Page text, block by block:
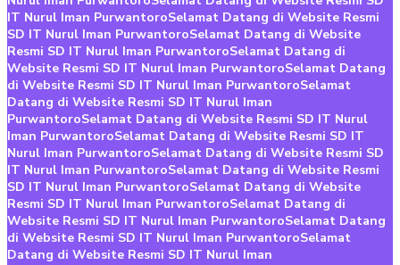
IT Nurul Iman PurwantoroSelamat Datang di Website Resmi
SD IT Nurul Iman PurwantoroSelamat Datang di Website
Resmi SD IT Nurul Iman PurwantoroSelamat Datang di
Website Resmi SD IT Nurul Iman PurwantoroSelamat Datang
di Website Resmi SD IT Nurul Iman PurwantoroSelamat
Datang di Website Resmi SD IT Nurul Iman
PurwantoroSelamat Datang di Website Resmi SD IT Nurul
Iman PurwantoroSelamat Datang di Website Resmi SD IT
Nurul Iman PurwantoroSelamat Datang di Website Resmi SD
IT Nurul Iman PurwantoroSelamat Datang di Website Resmi
SD IT Nurul Iman PurwantoroSelamat Datang di Website
Resmi SD IT Nurul Iman PurwantoroSelamat Datang di
Website Resmi SD IT Nurul Iman PurwantoroSelamat Datang
di Website Resmi SD IT Nurul Iman PurwantoroSelamat
Datang di Website Resmi SD IT Nurul Iman